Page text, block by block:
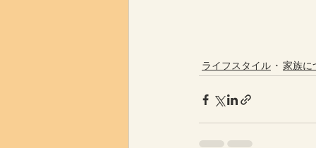
ライフスタイル 家族に